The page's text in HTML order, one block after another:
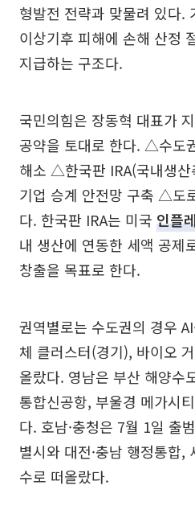
형발전 전략과 맞물려 있다.
이상기후 피해에 손해 산정
지급하는 구조다.
국민의힘은 장동혁 대표가
공약을 토대로 한다. △수도
해소 △한국판 IRA(국내생
기업 승계 안전망 구축 △도
다. 한국판 IRA는 미국 인플
내 생산에 연동한 세액 공제
창출을 목표로 한다.
권역별로는 수도권의 경우
체 클러스터(경기), 바이오
올랐다. 영남은 부산 해양수
통합신공항, 부울경 메가시
다. 호남·충청은 7월 1일 출
별시와 대전·충남 행정통합,
수로 떠올랐다.